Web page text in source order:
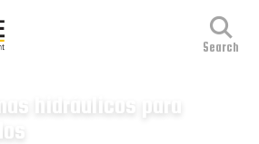
hidráulicos para